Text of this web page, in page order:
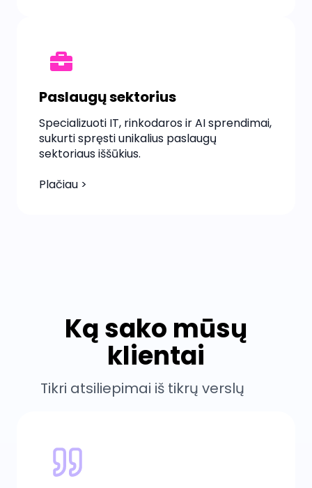
Paslaugų sektorius
Specializuoti IT, rinkodaros ir AI sprendimai,
sukurti spręsti unikalius paslaugų
sektoriaus iššūkius.
Plačiau >
Ką sako mūsų
klientai
Tikri atsiliepimai iš tikrų verslų